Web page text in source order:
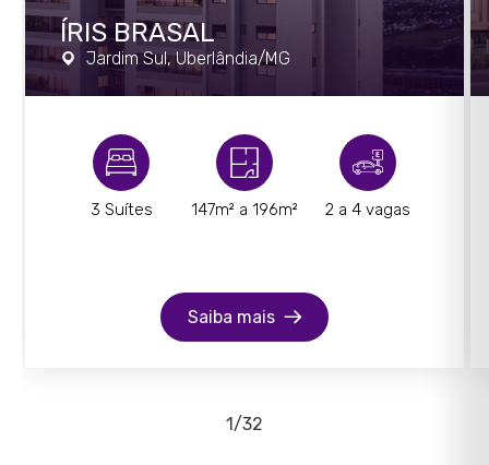
ÍRIS BRASAL
Jardim Sul, Uberlândia/MG
3 Suítes 147m² a 196m² 2 a 4 vagas
Saiba mais
1/32